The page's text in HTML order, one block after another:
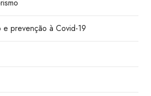
e prevenção à Covid-19